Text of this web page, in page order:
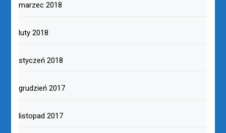
marzec 2018
luty 2018
styczeń 2018
grudzień 2017
listopad 2017